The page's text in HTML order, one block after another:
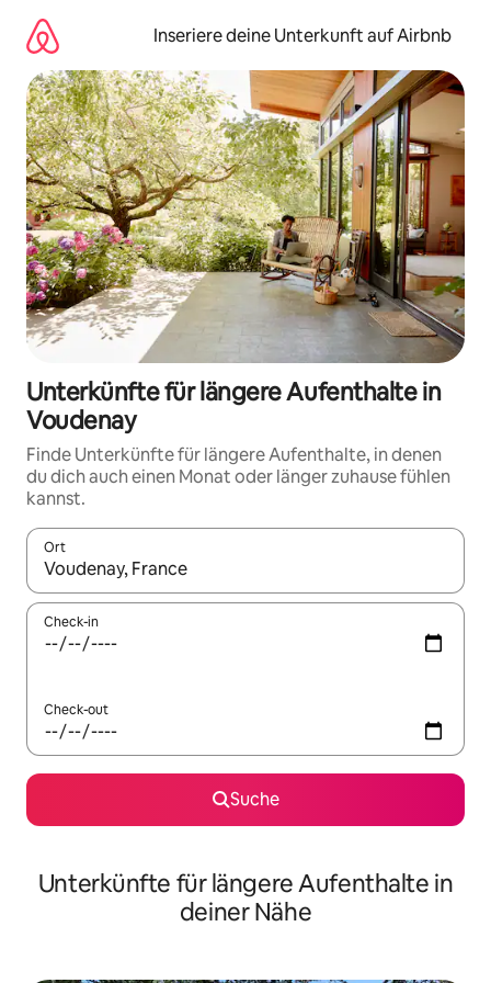
Inhalten
springen
Inseriere deine Unterkunft auf Airbnb
Unterkünfte für längere Aufenthalte in
Voudenay
Finde Unterkünfte für längere Aufenthalte, in denen
du dich auch einen Monat oder länger zuhause fühlen
kannst.
Ort
Wenn Ergebnisse verfügbar sind, navigiere mit den
Check-in
Check-out
Suche
Unterkünfte für längere Aufenthalte in
deiner Nähe